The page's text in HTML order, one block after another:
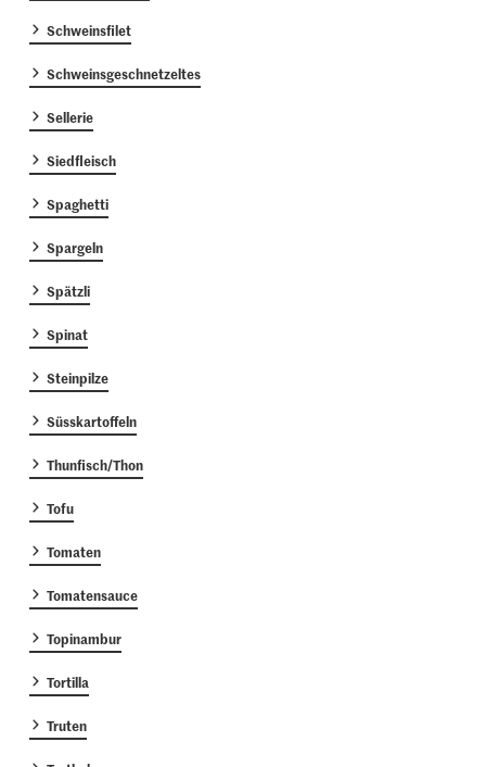
Schweinsfilet
Schweinsgeschnetzeltes
Sellerie
Siedfleisch
Spaghetti
Spargeln
Spätzli
Spinat
Steinpilze
Süsskartoffeln
Thunfisch/Thon
Tofu
Tomaten
Tomatensauce
Topinambur
Tortilla
Truten